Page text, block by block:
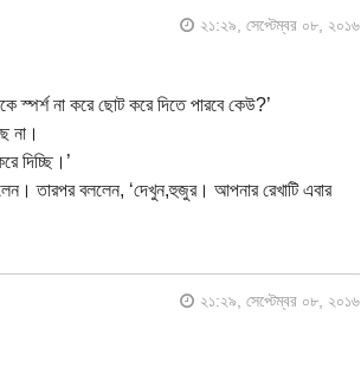
২১:২৯, সেপ্টেম্বর ০৮, ২০১৬
না করে ছোট করে দিতে পারবে কেউ?’
না।
দিচ্ছি।’
তারপর বললেন, ‘দেখুন,হুজুর। আপনার রেখাটি এবার
২১:২৯, সেপ্টেম্বর ০৮, ২০১৬